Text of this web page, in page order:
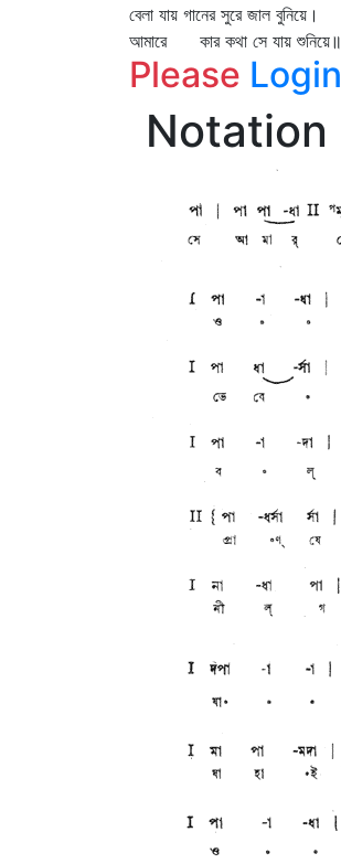
বেলা যায় গানের সুরে জাল বুনিয়ে।
আমারে কার কথা সে যায় শুনিয়ে॥
Please Login
Notation